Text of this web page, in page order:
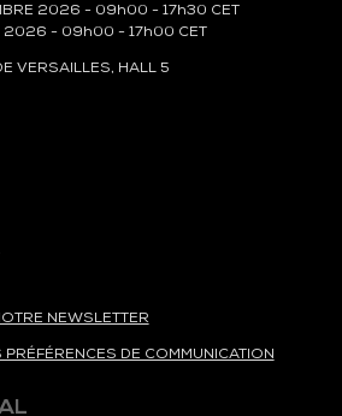
2026 - 09h00 - 17h30 CET
2026 - 09h00 - 17h00 CET
VERSAILLES, HALL 5
NEWSLETTER
DE COMMUNICATION